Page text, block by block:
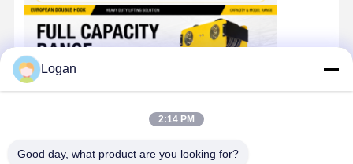
Logan
2:14 PM
Good day, what product are you looking for?